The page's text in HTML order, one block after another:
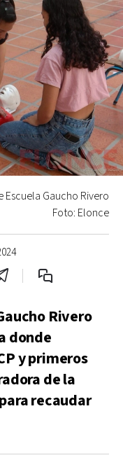
Escuela Gaucho Rivero
Foto: Elonce
Rivero
donde
y primeros
de la
recaudar